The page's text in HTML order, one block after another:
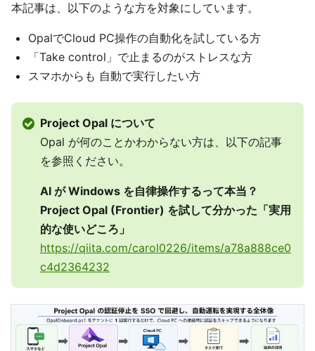
本記事は、以下のような方を対象にしています。
OpalでCloud PC操作の自動化を試している方
「Take control」で止まるのがストレスな方
スマホからも 自動で実行したい方
Project Opal について
Opal が何のことかわからない方は、以下の記事
を参照ください。
AI が Windows を自律操作するって本当？
Project Opal (Frontier) を試して分かった「実用
的な使いどころ」
https://qiita.com/carol0226/items/a78a888ce0
c4d2364232